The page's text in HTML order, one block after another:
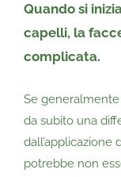
Quando si
capelli, la
complicata.
Se
da subito una
dall’applicazione
potrebbe non